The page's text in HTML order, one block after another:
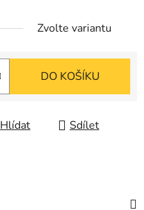
Zvolte variantu
DO KOŠÍKU
Hlídat Sdílet